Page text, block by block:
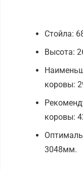
Стойла:
Высота:
коровы:
коровы:
3048мм.